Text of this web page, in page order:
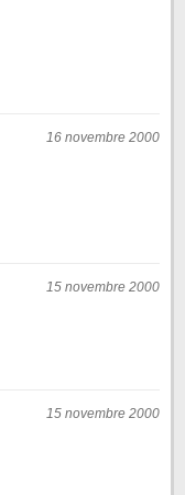
16 novembre 2000
15 novembre 2000
15 novembre 2000